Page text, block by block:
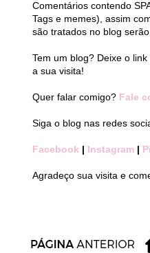
Comentários contendo
Tags e memes), assim
são tratados no blog
Tem um blog? Deixe o
a sua visita!
Quer falar comigo? Fale
Siga o blog nas redes
Facebook | Instagram |
Agradeço sua visita e